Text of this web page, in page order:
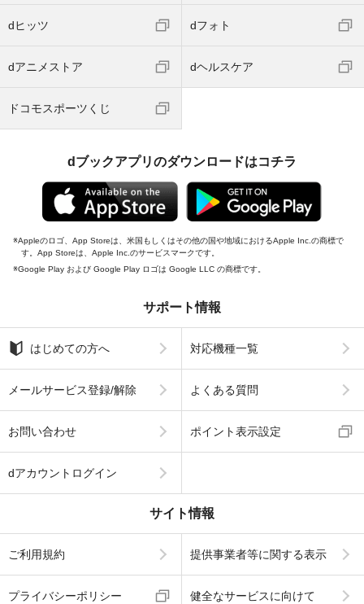
dヒッツ dフォト
dアニメストア dヘルスケア
ドコモスポーツくじ
dブックアプリのダウンロードはコチラ
Appleのロゴ、App Storeは、米国もしくはその他の国や地域におけるApple Inc.の商標で
す。App Storeは、Apple Inc.のサービスマークです。
Google Play および Google Play ロゴは Google LLC の商標です。
サポート情報
はじめての方へ 対応機種一覧
メールサービス登録/解除 よくある質問
お問い合わせ ポイント表示設定
dアカウントログイン
サイト情報
ご利用規約 提供事業者等に関する表示
プライバシーポリシー 健全なサービスに向けて